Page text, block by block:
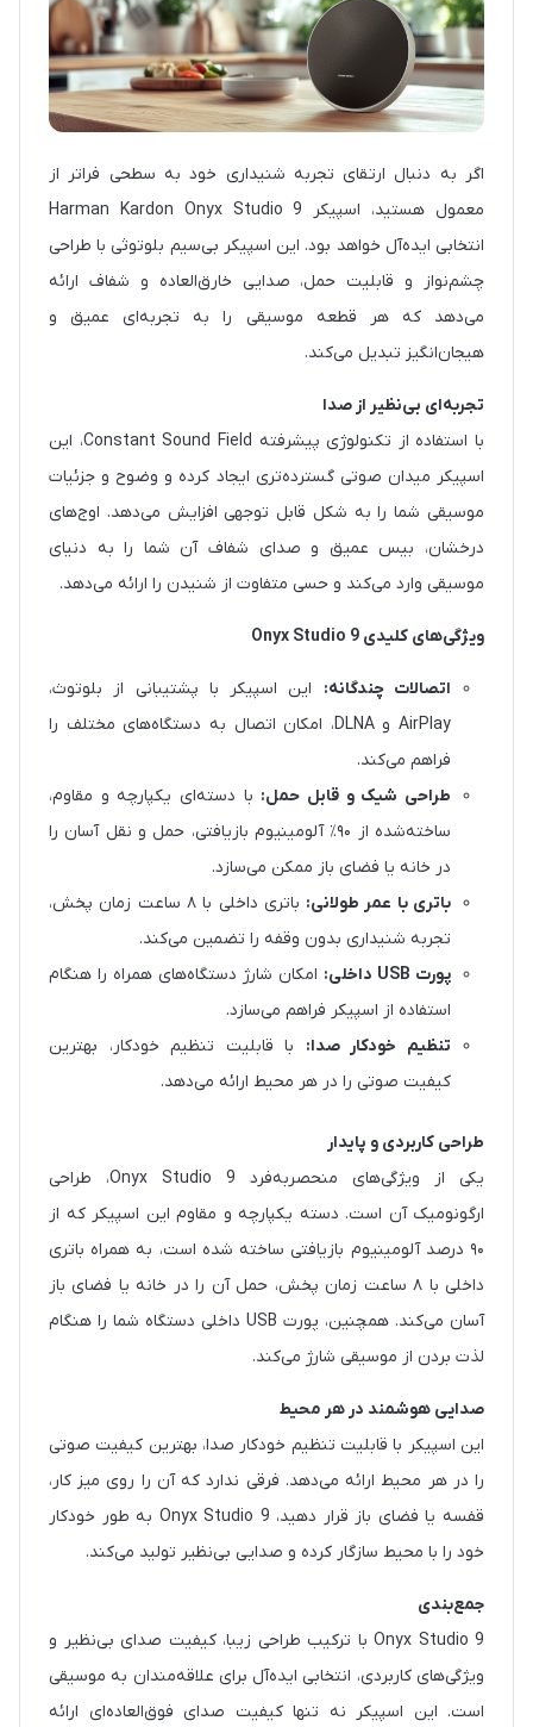
اگر به دنبال ارتقای تجربه شنیداری خود به سطحی فراتر از
معمول هستید، اسپیکر Harman Kardon Onyx Studio 9
انتخابی ایده‌آل خواهد بود. این اسپیکر بی‌سیم بلوتوثی با طراحی
چشم‌نواز و قابلیت حمل، صدایی خارق‌العاده و شفاف ارائه
می‌دهد که هر قطعه موسیقی را به تجربه‌ای عمیق و
هیجان‌انگیز تبدیل می‌کند.
تجربه‌ای بی‌نظیر از صدا
با استفاده از تکنولوژی پیشرفته Constant Sound Field، این
اسپیکر میدان صوتی گسترده‌تری ایجاد کرده و وضوح و جزئیات
موسیقی شما را به شکل قابل توجهی افزایش می‌دهد. اوج‌های
درخشان، بیس عمیق و صدای شفاف آن شما را به دنیای
موسیقی وارد می‌کند و حسی متفاوت از شنیدن را ارائه می‌دهد.
ویژگی‌های کلیدی Onyx Studio 9
اتصالات چندگانه: این اسپیکر با پشتیبانی از بلوتوث،
AirPlay و DLNA، امکان اتصال به دستگاه‌های مختلف را
فراهم می‌کند.
طراحی شیک و قابل حمل: با دسته‌ای یکپارچه و مقاوم،
ساخته‌شده از ۹۰٪ آلومینیوم بازیافتی، حمل و نقل آسان را
در خانه یا فضای باز ممکن می‌سازد.
باتری با عمر طولانی:
باتری داخلی با ۸ ساعت زمان پخش،
تجربه شنیداری بدون وقفه را تضمین می‌کند.
پورت USB داخلی:
امکان شارژ دستگاه‌های همراه را هنگام
استفاده از اسپیکر فراهم می‌سازد.
تنظیم خودکار صدا: با قابلیت تنظیم خودکار، بهترین
کیفیت صوتی را در هر محیط ارائه می‌دهد.
طراحی کاربردی و پایدار
یکی از ویژگی‌های منحصربه‌فرد Onyx Studio 9، طراحی
ارگونومیک آن است. دسته یکپارچه و مقاوم این اسپیکر که از
۹۰ درصد آلومینیوم بازیافتی ساخته شده است، به همراه باتری
داخلی با ۸ ساعت زمان پخش، حمل آن را در خانه یا فضای باز
آسان می‌کند. همچنین، پورت USB داخلی دستگاه شما را هنگام
لذت بردن از موسیقی شارژ می‌کند.
صدایی هوشمند در هر محیط
این اسپیکر با قابلیت تنظیم خودکار صدا، بهترین کیفیت صوتی
را در هر محیط ارائه می‌دهد. فرقی ندارد که آن را روی میز کار،
قفسه یا فضای باز قرار دهید، Onyx Studio 9 به طور خودکار
خود را با محیط سازگار کرده و صدایی بی‌نظیر تولید می‌کند.
جمع‌بندی
Onyx Studio 9 با ترکیب طراحی زیبا، کیفیت صدای بی‌نظیر و
ویژگی‌های کاربردی، انتخابی ایده‌آل برای علاقه‌مندان به موسیقی
است. این اسپیکر نه تنها کیفیت صدای فوق‌العاده‌ای ارائه